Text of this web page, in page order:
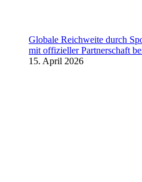
Globale Reichweite durch
mit offizieller Partnerschaft
15. April 2026